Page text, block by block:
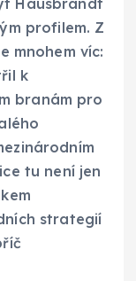
profilem. Z
mnohem víc:
k
branám pro
tu není jen
strategií